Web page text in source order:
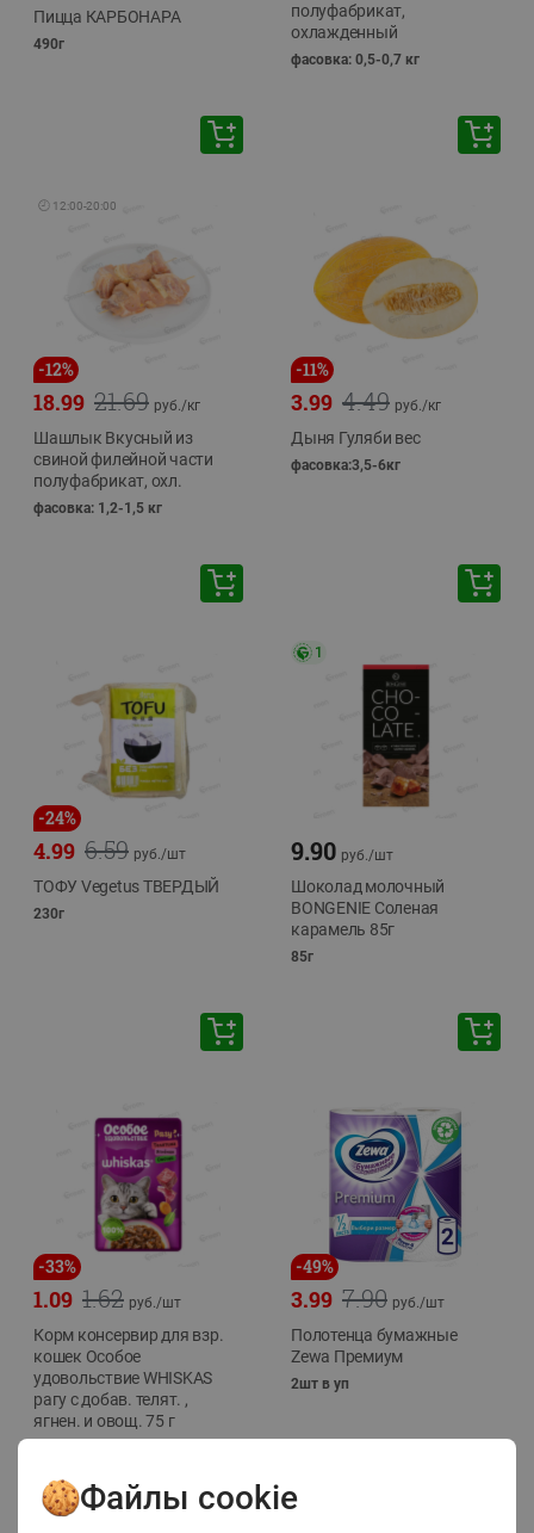
Пицца КАРБОНАРА
490г
полуфабрикат,
охлажденный
фасовка: 0,5-0,7 кг
🕘 12:00-20:00
-12%
21.69
18.99 руб./кг
Шашлык Вкусный из
свиной филейной части
полуфабрикат, охл.
фасовка: 1,2-1,5 кг
-11%
4.49
3.99 руб./кг
Дыня Гуляби вес
фасовка:3,5-6кг
-24%
6.59
4.99 руб./шт
ТОФУ Vegetus ТВЕРДЫЙ
230г
1
9.90 руб./шт
Шоколад молочный
BONGENIE Соленая
карамель 85г
85г
-33%
1.62
1.09 руб./шт
Корм консервир для взр.
кошек Особое
удовольствие WHISKAS
рагу с добав. телят. ,
ягнен. и овощ. 75 г
-49%
7.90
3.99 руб./шт
Полотенца бумажные
Zewa Премиум
2шт в уп
Файлы cookie